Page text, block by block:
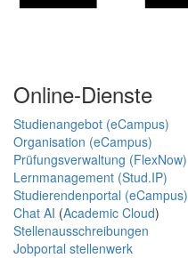
Online-Dienste
Studienangebot (eCampus)
Organisation (eCampus)
Prüfungsverwaltung (FlexNow)
Lernmanagement (Stud.IP)
Studierendenportal (eCampus)
Chat AI (Academic Cloud)
Stellenausschreibungen
Jobportal stellenwerk